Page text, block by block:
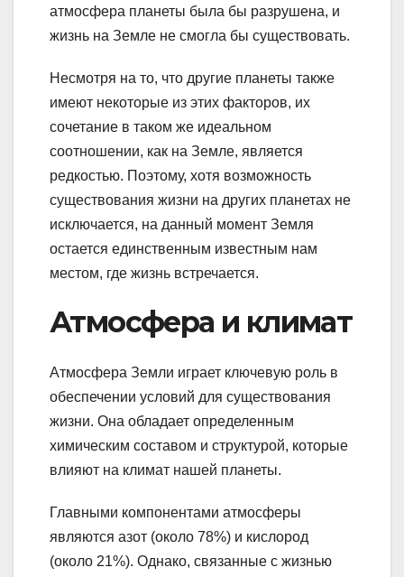
атмосфера планеты была бы разрушена, и
жизнь на Земле не смогла бы существовать.
Несмотря на то, что другие планеты также
имеют некоторые из этих факторов, их
сочетание в таком же идеальном
соотношении, как на Земле, является
редкостью. Поэтому, хотя возможность
существования жизни на других планетах не
исключается, на данный момент Земля
остается единственным известным нам
местом, где жизнь встречается.
Атмосфера и климат
Атмосфера Земли играет ключевую роль в
обеспечении условий для существования
жизни. Она обладает определенным
химическим составом и структурой, которые
влияют на климат нашей планеты.
Главными компонентами атмосферы
являются азот (около 78%) и кислород
(около 21%). Однако, связанные с жизнью